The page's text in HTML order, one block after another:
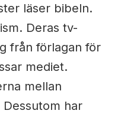
läser bibeln.
Deras tv-
från förlagan för
mediet.
mellan
har